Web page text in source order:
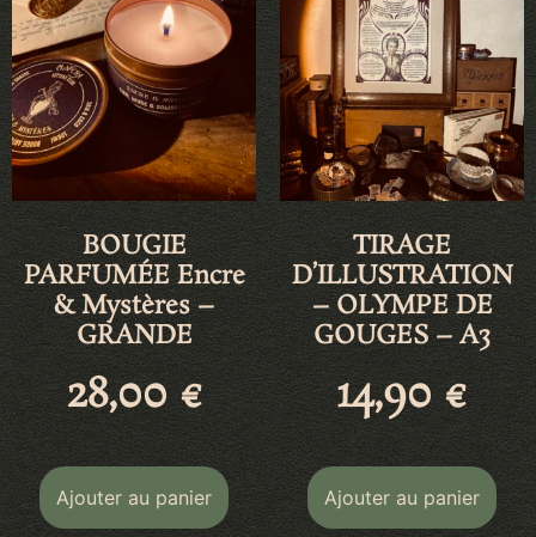
BOUGIE
PARFUMÉE Encre
& Mystères –
GRANDE
28,00€
Ajouter au panier
TIRAGE
D’ILLUSTRATION
– OLYMPE DE
GOUGES – A3
14,90€
Ajouter au panier